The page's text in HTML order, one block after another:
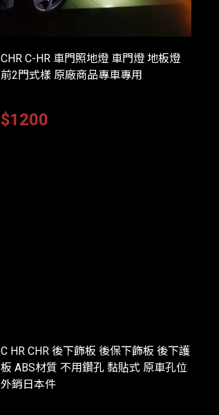
CHR C-HR 車門照地燈 車門燈 地板燈
前2門式樣 原廠商品專車專用
$1200
C HR CHR 後下飾板 後保下飾板 後下護
板 ABS材質 不用鑽孔 黏貼式 原車孔位
外銷日本件